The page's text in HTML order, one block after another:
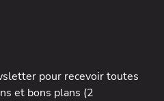
pour recevoir toutes
et bons plans (2